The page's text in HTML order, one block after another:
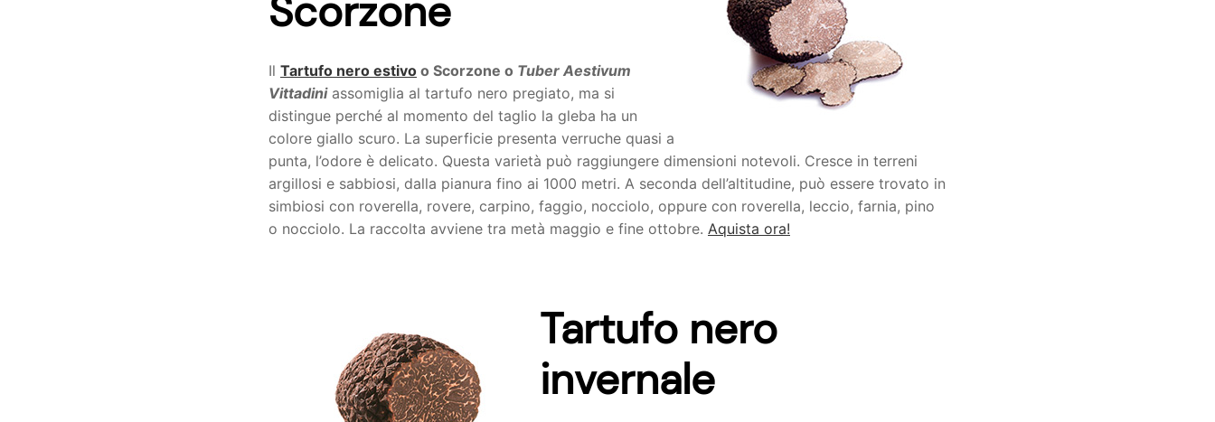
Scorzone
Il Tartufo nero estivo o Scorzone o Tuber Aestivum
Vittadiniassomiglia al tartufo nero pregiato, ma si
distingue perché al momento del taglio la gleba ha un
colore giallo scuro. La superficie presenta verruche quasi a
punta, l’odore è delicato. Questa varietà può raggiungere dimensioni notevoli. Cresce in terreni
argillosi e sabbiosi, dalla pianura fino ai 1000 metri. A seconda dell’altitudine, può essere trovato in
simbiosi con roverella, rovere, carpino, faggio, nocciolo, oppure con roverella, leccio, farnia, pino
o nocciolo. La raccolta avviene tra metà maggio e fine ottobre. Aquista ora!
Tartufo nero
invernale